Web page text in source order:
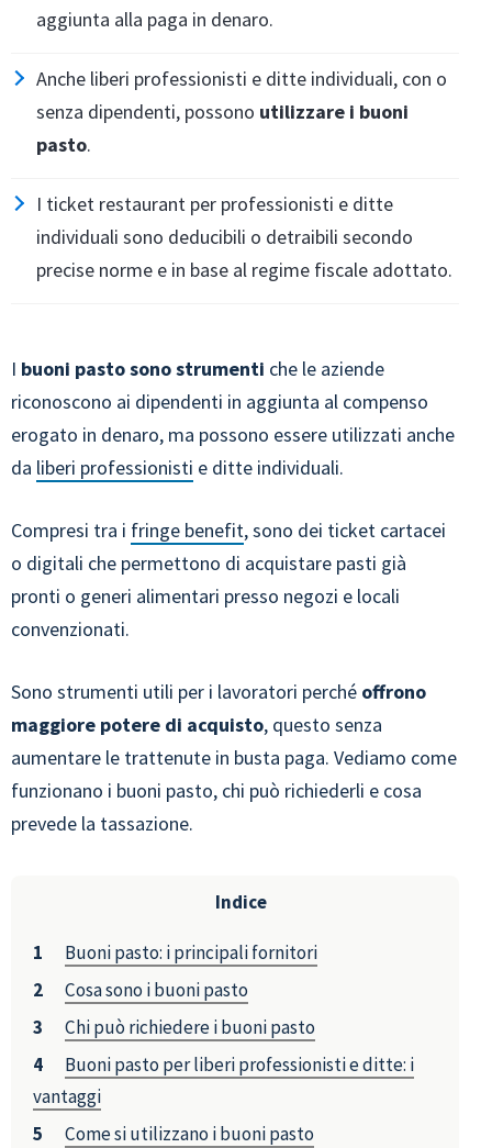
aggiunta alla paga in denaro.
Anche liberi professionisti e ditte individuali, con o
senza dipendenti, possono utilizzare i buoni
pasto.
I ticket restaurant per professionisti e ditte
individuali sono deducibili o detraibili secondo
precise norme e in base al regime fiscale adottato.
I buoni pastosono strumenti che le aziende
riconoscono ai dipendenti in aggiunta al compenso
erogato in denaro, ma possono essere utilizzati anche
da liberi professionisti e ditte individuali.
Compresi tra i fringe benefit, sono dei ticket cartacei
o digitali che permettono di acquistare pasti già
pronti o generi alimentari presso negozi e locali
convenzionati.
Sono strumenti utili per i lavoratori perché offrono
maggiore potere di acquisto, questo senza
aumentare le trattenute in busta paga. Vediamo come
funzionano i buoni pasto, chi può richiederli e cosa
prevede la tassazione.
Indice
Buoni pasto: i principali fornitori
Cosa sono i buoni pasto
Chi può richiedere i buoni pasto
Buoni pasto per liberi professionisti e ditte: i
vantaggi
Come si utilizzano i buoni pasto